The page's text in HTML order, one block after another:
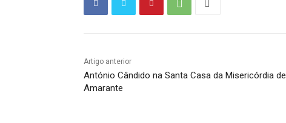
Artigo anterior
António Cândido na Santa Casa da Misericórdia de
Amarante